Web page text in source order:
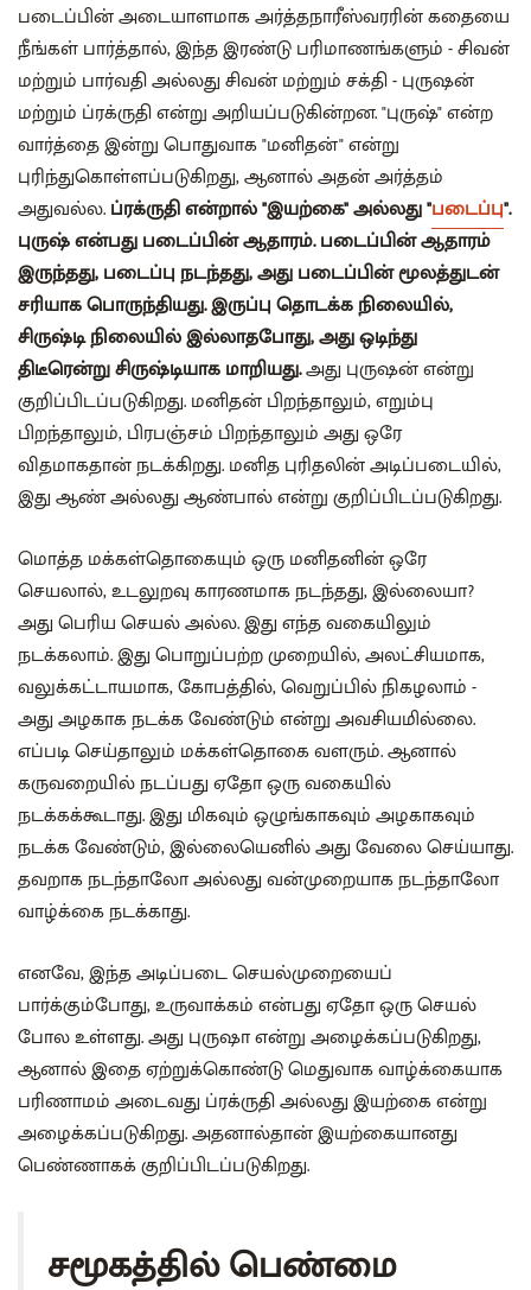
படைப்பின் அடையாளமாக அர்த்தநாரீஸ்வரரின் கதையை
நீங்கள் பார்த்தால், இந்த இரண்டு பரிமாணங்களும் - சிவன்
மற்றும் பார்வதி அல்லது சிவன் மற்றும் சக்தி - புருஷன்
மற்றும் ப்ரக்ருதி என்று அறியப்படுகின்றன. "புருஷ்" என்ற
வார்த்தை இன்று பொதுவாக "மனிதன்" என்று
புரிந்துகொள்ளப்படுகிறது, ஆனால் அதன் அர்த்தம்
அதுவல்ல.ப்ரக்ருதி என்றால் "இயற்கை" அல்லது "படைப்பு".
புருஷ் என்பது படைப்பின் ஆதாரம். படைப்பின் ஆதாரம்
இருந்தது, படைப்பு நடந்தது, அது படைப்பின் மூலத்துடன்
சரியாக பொருந்தியது. இருப்பு தொடக்க நிலையில், ​​
சிருஷ்டி நிலையில் இல்லாதபோது, ​​அது ஒடிந்து
திடீரென்று சிருஷ்டியாக மாறியது.அது புருஷன் என்று
குறிப்பிடப்படுகிறது. மனிதன் பிறந்தாலும், எறும்பு
பிறந்தாலும், பிரபஞ்சம் பிறந்தாலும் அது ஒரே
விதமாகதான் நடக்கிறது. மனித புரிதலின் அடிப்படையில்,
இது ஆண் அல்லது ஆண்பால் என்று குறிப்பிடப்படுகிறது.
மொத்த மக்கள்தொகையும் ஒரு மனிதனின் ஒரே
செயலால், உடலுறவு காரணமாக நடந்தது, இல்லையா?
அது பெரிய செயல் அல்ல. இது எந்த வகையிலும்
நடக்கலாம். இது பொறுப்பற்ற முறையில், அலட்சியமாக,
வலுக்கட்டாயமாக, கோபத்தில், வெறுப்பில் நிகழலாம் -
அது அழகாக நடக்க வேண்டும் என்று அவசியமில்லை.
எப்படி செய்தாலும் மக்கள்தொகை வளரும். ஆனால்
கருவறையில் நடப்பது ஏதோ ஒரு வகையில்
நடக்கக்கூடாது. இது மிகவும் ஒழுங்காகவும் அழகாகவும்
நடக்க வேண்டும், இல்லையெனில் அது வேலை செய்யாது.
தவறாக நடந்தாலோ அல்லது வன்முறையாக நடந்தாலோ
வாழ்க்கை நடக்காது.
எனவே, இந்த அடிப்படை செயல்முறையைப்
பார்க்கும்போது, ​​​​உருவாக்கம் என்பது ஏதோ ஒரு செயல்
போல உள்ளது. அது புருஷா என்று அழைக்கப்படுகிறது,
ஆனால் இதை ஏற்றுக்கொண்டு மெதுவாக வாழ்க்கையாக
பரிணாமம் அடைவது ப்ரக்ருதி அல்லது இயற்கை என்று
அழைக்கப்படுகிறது. அதனால்தான் இயற்கையானது
பெண்ணாகக் குறிப்பிடப்படுகிறது.
சமூகத்தில் பெண்மை